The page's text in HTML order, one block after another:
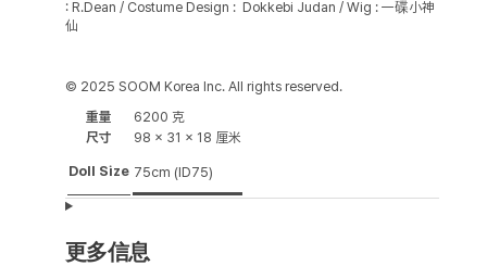
: R.Dean / Costume Design : Dokkebi Judan / Wig : 一碟小神
仙
© 2025 SOOM Korea Inc. All rights reserved.
重量
6200 克
尺寸
98 × 31 × 18 厘米
Doll Size 75cm (ID75)
更多信息